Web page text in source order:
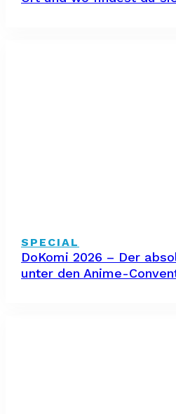
SPECIAL
DoKomi 2026 – Der
unter den Anime-